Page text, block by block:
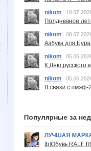
nikom
Полдневное
nikom
Азбука для
nikom
К Дню русского
nikom
В связи с пмэф-
Популярные за
ЛУЧШАЯ
[b]Обувь RALF